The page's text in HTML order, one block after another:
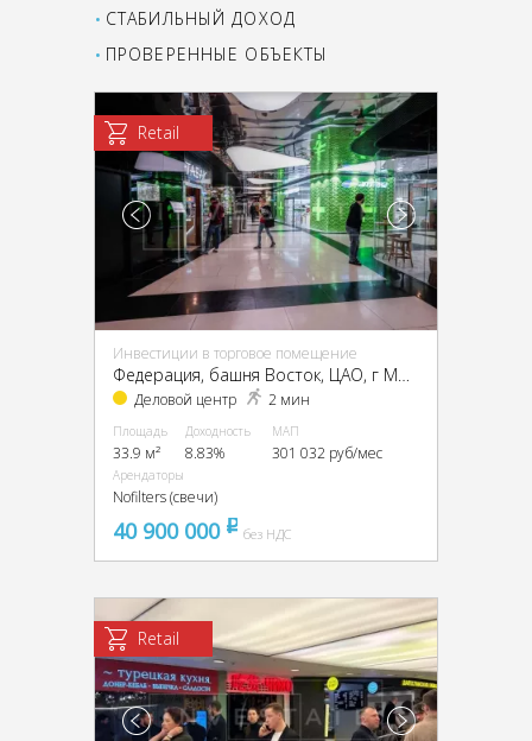
СТАБИЛЬНЫЙ ДОХОД
ПРОВЕРЕННЫЕ ОБЪЕКТЫ
Retail
Инвестиции в торговое помещение
Федерация, башня Восток, ЦАО, г Москва, Пресненская наб., 12
Деловой центр 2 мин
Площадь
33.9 м²
Доходность
8.83%
МАП
301 032 руб/мес
Арендаторы
Nofilters (свечи)
40 900 000 pуббез НДС
Retail